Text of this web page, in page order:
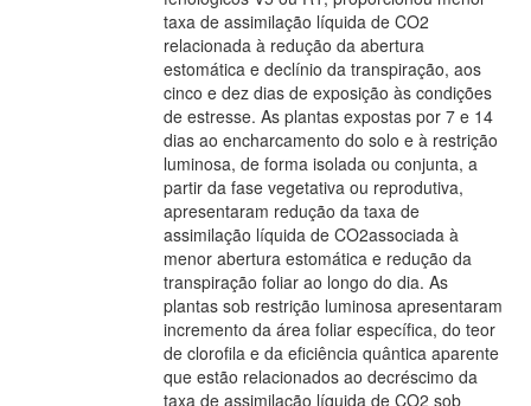
taxa de assimilação líquida de CO2
relacionada à redução da abertura
estomática e declínio da transpiração, aos
cinco e dez dias de exposição às condições
de estresse. As plantas expostas por 7 e 14
dias ao encharcamento do solo e à restrição
luminosa, de forma isolada ou conjunta, a
partir da fase vegetativa ou reprodutiva,
apresentaram redução da taxa de
assimilação líquida de CO2associada à
menor abertura estomática e redução da
transpiração foliar ao longo do dia. As
plantas sob restrição luminosa apresentaram
incremento da área foliar específica, do teor
de clorofila e da eficiência quântica aparente
que estão relacionados ao decréscimo da
taxa de assimilação líquida de CO2 sob